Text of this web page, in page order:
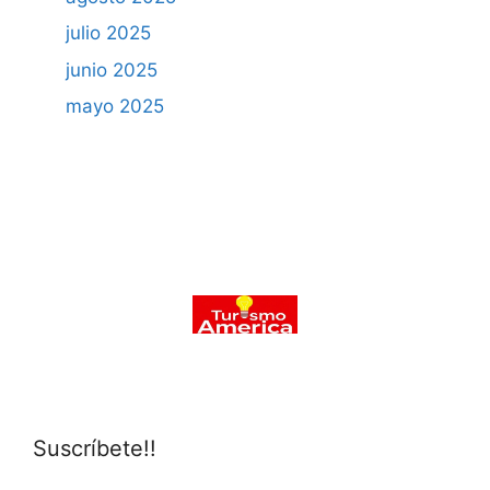
julio 2025
junio 2025
mayo 2025
Suscríbete!!